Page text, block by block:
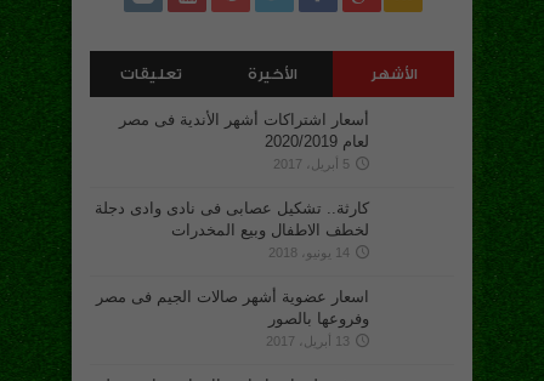
الأشهر الأخيرة تعليقات
أسعار اشتراكات أشهر الأندية فى مصر
لعام 2020/2019
5 أبريل، 2017
كارثة.. تشكيل عصابى فى نادى وادى دجلة
لخطف الاطفال وبيع المخدرات
14 يونيو، 2018
اسعار عضوية أشهر صالات الجيم فى مصر
وفروعها بالصور
13 أبريل، 2017